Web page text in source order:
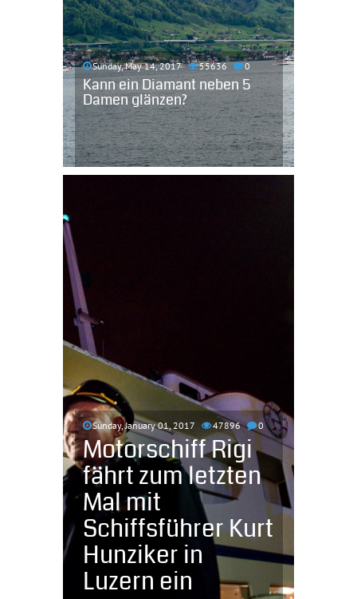
Sunday, May 14, 2017 55636 0
Kann ein Diamant neben 5
Damen glänzen?
Sunday, January 01, 2017 47896 0
Motorschiff Rigi
fährt zum letzten
Mal mit
Schiffsführer Kurt
Hunziker in
Luzern ein